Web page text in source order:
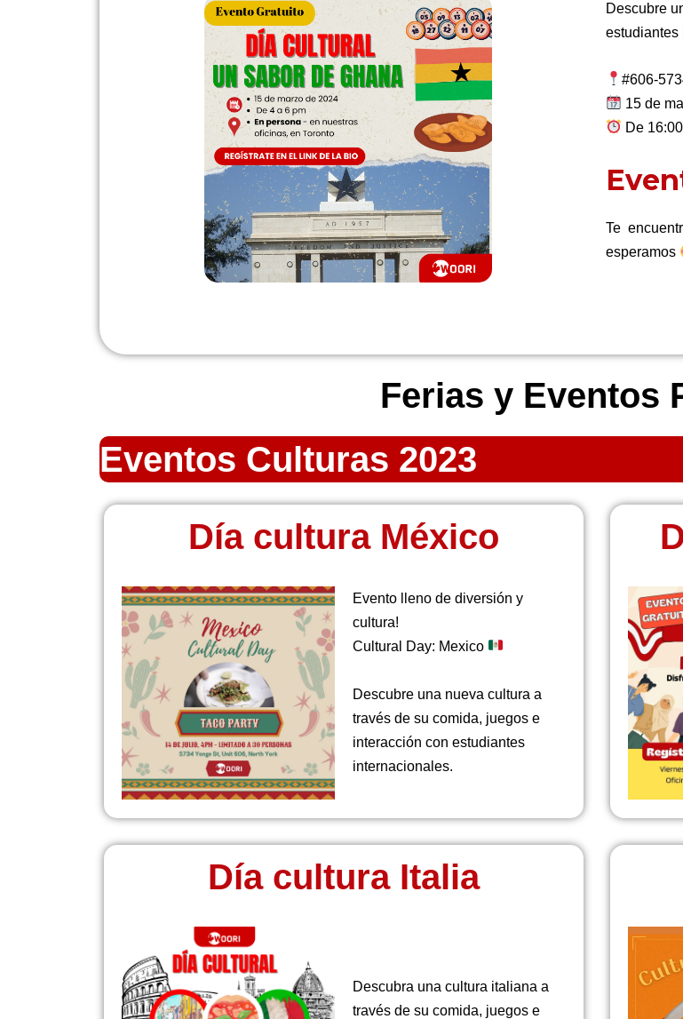
Descubre
estudiantes
#606-
15 de
De
Te
esperamos
Ferias y Eventos
Eventos Culturas 2023
Día cultura México
Evento lleno de diversión y
cultura!
Cultural Day: Mexico
Descubre una nueva cultura a
través de su comida, juegos e
interacción con estudiantes
internacionales.
Día cultura Italia
Descubra una cultura italiana a
través de su comida, juegos e